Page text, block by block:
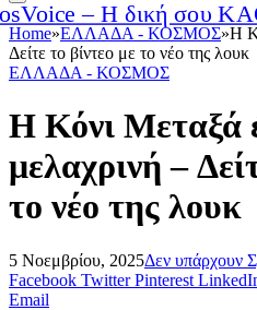
Home»ΕΛΛΑΔΑ - ΚΟΣΜΟΣ»Η
Δείτε το βίντεο με το νέο της λουκ
ΕΛΛΑΔΑ - ΚΟΣΜΟΣ
Η Κόνι Μεταξά
μελαχρινή –
το νέο της λουκ
5 Νοεμβρίου, 2025Δεν υπάρχουν
Facebook Twitter Pinterest
Email